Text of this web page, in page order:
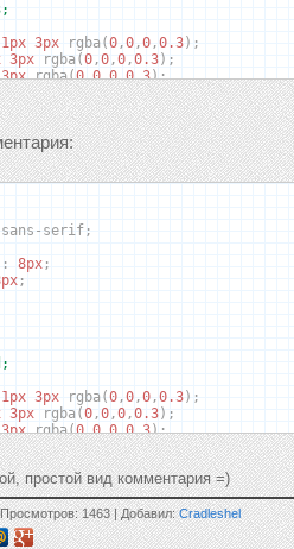
1px 3px rgba(0 ,0 ,0 ,0.3);
3px rgba (0 ,0 ,0 ,0.3);
3pxrgba(0,0,0,0.3);
rgba(0,0,0,0.3);
(0,0,0,0.3);
#333;
, 54,1 );
- radius
9px ;}
;width:36px height :
- radius- topleft : 8px
:9px;}
-right-radius: 8px;
-left-radius: 8px;
: 8px;
: 8px;
sans -serif ;
: 8px;
;
1px 3px rgba(0 ,0 ,0 ,0.3);
3px rgba (0 ,0 ,0 ,0.3);
3pxrgba(0,0,0,0.3);
rgba(0,0,0,0.3);
(0,0,0,0.3);
#ddd;
простой вид комментария =)
1463 | Добавил:Cradleshel